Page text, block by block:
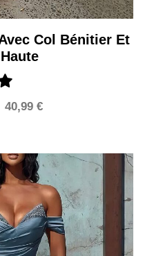
Col Bénitier Et
Le
était :
50,99 €.
40,99 €Le
est :
40,99 €.